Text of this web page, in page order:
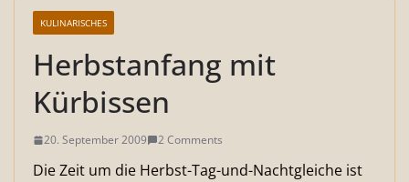
KULINARISCHES
Herbstanfang mit
Kürbissen
20. September 2009 2 Comments
Die Zeit um die Herbst-Tag-und-Nachtgleiche ist